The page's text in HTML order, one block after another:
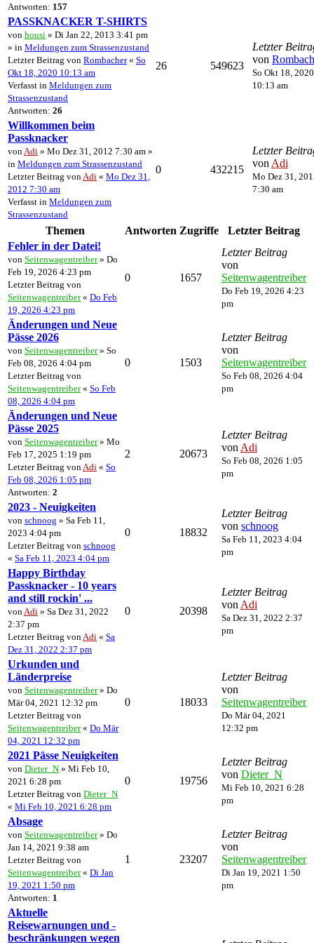
Antworten: 157
PASSKNACKER T-SHIRTS
von housi » Di Jan 22, 2013 3:41 pm
» in Meldungen zum Strassenzustand
Letzter Beitrag von Rombacher« So
Okt 18, 2020 10:13 am
Verfasst in Meldungen zum
Strassenzustand
Antworten: 26
26 549623
Letzter
von
So Okt 18, 2020
10:13 am
Willkommen beim
Passknacker
von Adi » Mo Dez 31, 2012 7:30 am »
in Meldungen zum Strassenzustand
Letzter Beitrag von Adi « Mo Dez 31,
2012 7:30 am
Verfasst in Meldungen zum
Strassenzustand
0 432215
Letzter
von Adi
Mo Dez 31,
7:30 am
Themen Antworten Zugriffe
Letzter Beitrag
Fehler in der Datei!
von Seitenwagentreiber» Do
Feb 19, 2026 4:23 pm
Letzter Beitrag von
Seitenwagentreiber« Do Feb
19, 2026 4:23 pm
0 1657
Letzter Beitrag
von
Seitenwagentreiber
Do Feb 19, 2026 4:23
pm
Änderungen und Neue
Pässe 2026
von Seitenwagentreiber» So
Feb 08, 2026 4:04 pm
Letzter Beitrag von
Seitenwagentreiber« So Feb
08, 2026 4:04 pm
0 1503
Letzter Beitrag
von
Seitenwagentreiber
So Feb 08, 2026 4:04
pm
Änderungen und Neue
Pässe 2025
von Seitenwagentreiber» Mo
Feb 17, 2025 1:19 pm
Letzter Beitrag von Adi « So
Feb 08, 2026 1:05 pm
Antworten: 2
2 20673
Letzter Beitrag
von Adi
So Feb 08, 2026 1:05
pm
2023 - Neuigkeiten
von schnoog » Sa Feb 11,
2023 4:04 pm
Letzter Beitrag von schnoog
« Sa Feb 11, 2023 4:04 pm
0 18832
Letzter Beitrag
von schnoog
Sa Feb 11, 2023 4:04
pm
Happy Birthday
Passknacker - 10 years
and still rockin' ...
von Adi » Sa Dez 31, 2022
2:37 pm
Letzter Beitrag von Adi « Sa
Dez 31, 2022 2:37 pm
0 20398
Letzter Beitrag
von Adi
Sa Dez 31, 2022 2:37
pm
Urkunden und
Länderpreise
von Seitenwagentreiber» Do
Mär 04, 2021 12:32 pm
Letzter Beitrag von
Seitenwagentreiber« Do Mär
04, 2021 12:32 pm
0 18033
Letzter Beitrag
von
Seitenwagentreiber
Do Mär 04, 2021
12:32 pm
2021 Pässe Neuigkeiten
von Dieter_N » Mi Feb 10,
2021 6:28 pm
Letzter Beitrag von Dieter_N
« Mi Feb 10, 2021 6:28 pm
0 19756
Letzter Beitrag
von Dieter_N
Mi Feb 10, 2021 6:28
pm
Absage
von Seitenwagentreiber» Do
Jan 14, 2021 9:38 am
Letzter Beitrag von
Seitenwagentreiber« Di Jan
19, 2021 1:50 pm
Antworten: 1
1 23207
Letzter Beitrag
von
Seitenwagentreiber
Di Jan 19, 2021 1:50
pm
Aktuelle
Reisewarnungen und -
beschränkungen wegen